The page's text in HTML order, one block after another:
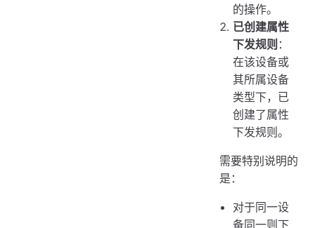
的操作。
已创建属性
下发规则 ：
在该设备或
其所属设备
类型下，已
创建了属性
下发规则。
需要特别说明的
是：
对于同一设
备同一则下